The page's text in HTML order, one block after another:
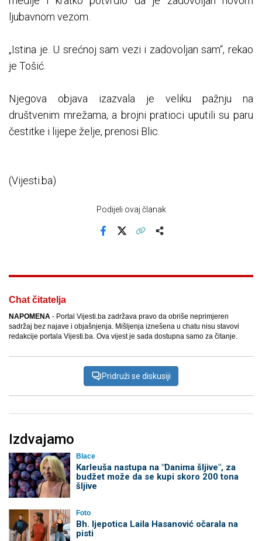
ljubavnom vezom.
„Istina je. U srećnoj sam vezi i zadovoljan sam“, rekao
je Tošić.
Njegova objava izazvala je veliku pažnju na
društvenim mrežama, a brojni pratioci uputili su paru
čestitke i lijepe želje, prenosi Blic.
(Vijesti.ba)
Podijeli ovaj članak
Facebook
Chat čitatelja
NAPOMENA - Portal Vijesti.ba zadržava pravo da obriše neprimjeren
sadržaj bez najave i objašnjenja. Mišljenja iznešena u chatu nisu stavovi
redakcije portala Vijesti.ba. Ova vijest je sada dostupna samo za čitanje.
Pridruži se diskusiji
Izdvajamo
Blace
Karleuša nastupa na "Danima šljive", za
budžet može da se kupi skoro 200 tona
šljive
Foto
Bh. ljepotica Laila Hasanović očarala na
pisti